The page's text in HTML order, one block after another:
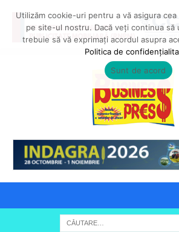
Utilizăm cookie-uri pentru a vă asigura
pe site-ul nostru. Dacă veți continua să
trebuie să vă exprimați acordul asupra
Politica de
Sunt de acord